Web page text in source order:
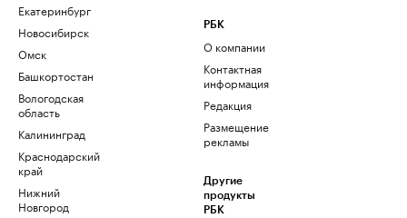
Екатеринбург
Новосибирск
Омск
Башкортостан
Вологодская
область
Калининград
Краснодарский
край
Нижний
Новгород
РБК
О компании
Контактная
информация
Редакция
Размещение
рекламы
Другие
продукты
РБК